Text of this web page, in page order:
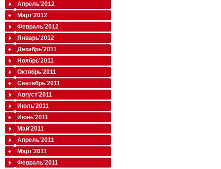
Апрель'2012
Март'2012
Февраль'2012
Январь'2012
Декабрь'2011
Ноябрь'2011
Октябрь'2011
Сентябрь'2011
Август'2011
Июль'2011
Июнь'2011
Май'2011
Апрель'2011
Март'2011
Февраль'2011